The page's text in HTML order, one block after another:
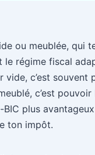
ou meublée, qui
le régime fiscal
c’est souvent
c’est
plus
ton impôt.